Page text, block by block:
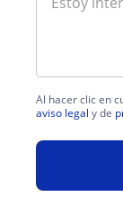
Al hacer clic en
aviso legal y de